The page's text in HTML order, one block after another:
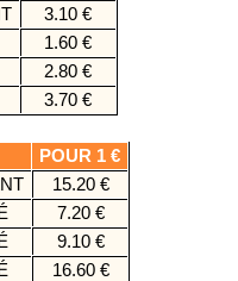
3.10 €
1.60 €
2.80 €
3.70 €
POUR 1 €
15.20 €
7.20 €
9.10 €
16.60 €